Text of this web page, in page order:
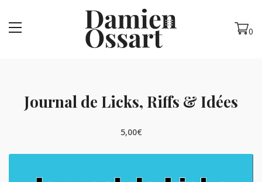
MENU 0
Journal de Licks, Riffs & Idées
5,00€